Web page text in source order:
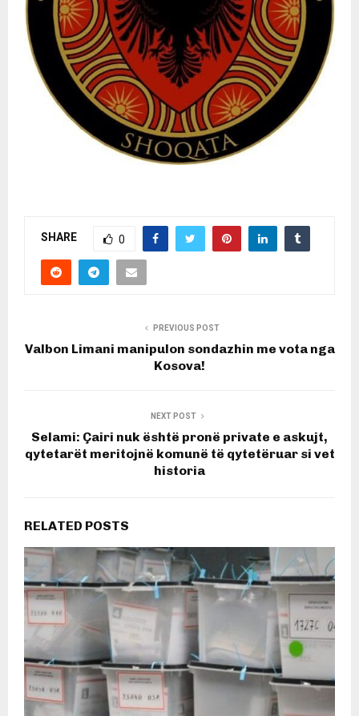
SHARE 0
PREVIOUS POST
Valbon Limani manipulon sondazhin me vota nga
Kosova!
NEXT POST
Selami: Çairi nuk është pronë private e askujt,
qytetarët meritojnë komunë të qytetëruar si vet
historia
RELATED POSTS